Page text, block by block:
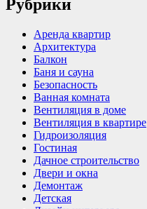
Рубрики
Аренда квартир
Архитектура
Балкон
Баня и сауна
Безопасность
Ванная комната
Вентиляция в доме
Вентиляция в квартире
Гидроизоляция
Гостиная
Дачное строительство
Двери и окна
Демонтаж
Детская